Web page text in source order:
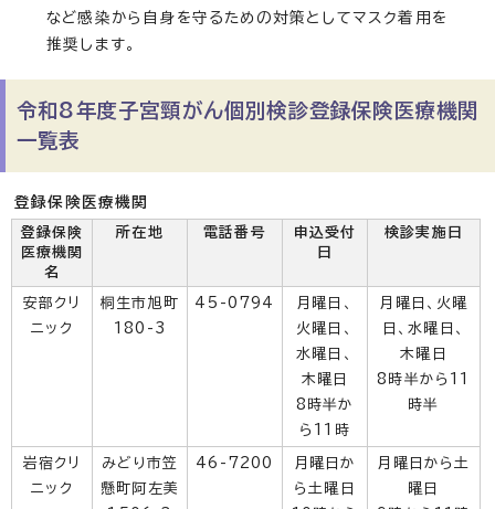
など感染から自身を守るための対策としてマスク着用を
推奨します。
令和8年度子宮頸がん個別検診登録保険医療機関
一覧表
登録保険医療機関
登録保険
医療機関
名
所在地 電話番号
申込受付
日
検診実施日
安部クリ
ニック
桐生市旭町
180-3
45-0794
月曜日、
火曜日、
水曜日、
木曜日
8時半か
ら11時
月曜日、火曜
日、水曜日、
木曜日
8時半から11
時半
岩宿クリ
ニック
みどり市笠
懸町阿左美
46-7200
月曜日か
ら土曜日
月曜日から土
曜日